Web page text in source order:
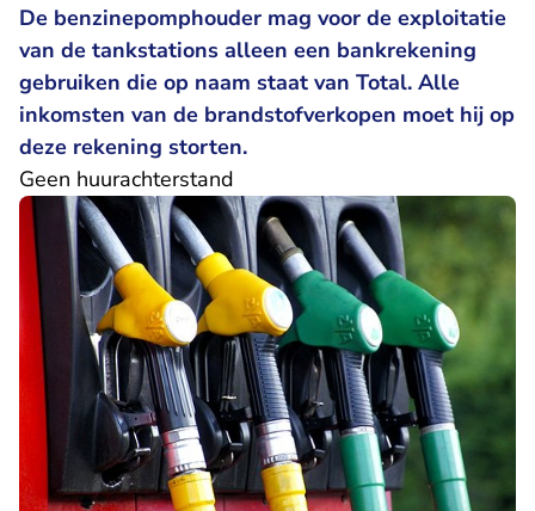
De benzinepomphouder mag voor de exploitatie
van de tankstations alleen een bankrekening
gebruiken die op naam staat van Total. Alle
inkomsten van de brandstofverkopen moet hij op
deze rekening storten.
Geen huurachterstand